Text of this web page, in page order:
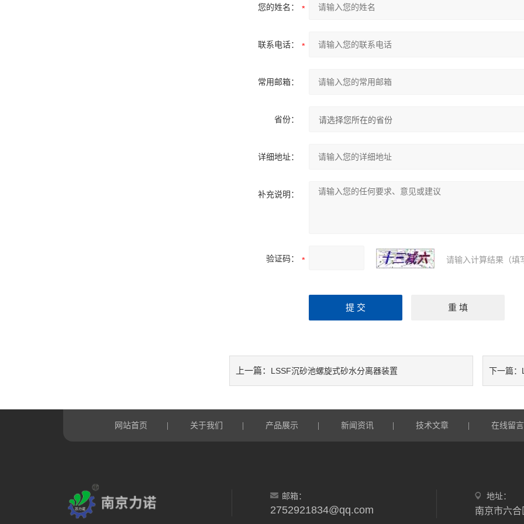
您的姓名：
联系电话：
常用邮箱：
省份：
详细地址：
补充说明：
验证码： 请输入计算结果（填
上一篇： LSSF沉砂池螺旋式砂水分离器装置 下一篇：
网站首页 | 关于我们 | 产品展示 | 新闻资讯 | 技术文章 | 在线留言
邮箱：
2752921834@qq.com
地址：
南京市六